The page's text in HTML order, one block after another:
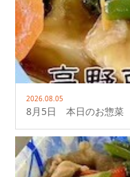
2026.08.05
8月5日 本日のお惣菜